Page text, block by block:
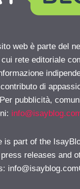
web è parte del
cui rete editoriale
di
pubblicità,
is part of the
releases and